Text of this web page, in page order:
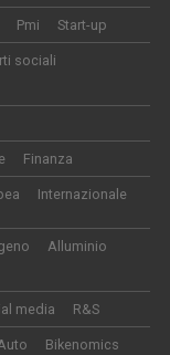
Pmi Start-up
sociali
Finanza
Internazionale
Alluminio
media R&S
Bikenomics